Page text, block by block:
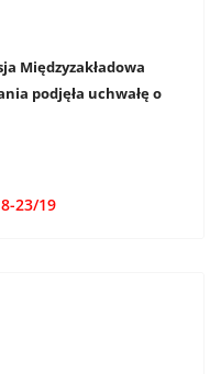
Międzyzakładowa
podjęła uchwałę o
23/19